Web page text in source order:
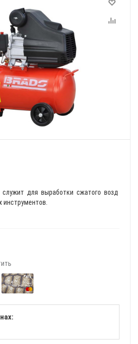
для выработки сжатого возд